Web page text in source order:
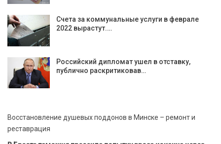
Счета за коммунальные услуги в феврале
2022 вырастут.…
Российский дипломат ушел в отставку,
публично раскритиковав…
Восстановление душевых поддонов в Минске – ремонт и
реставрация